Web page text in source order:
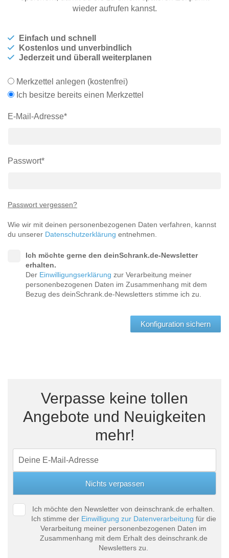
Massivholzschrank
Hängeschrank
Hängeboard
TV-Möbel
Sideboard
aus
Badezimmerschrank
Doppelbett
Hocker
wieder aufrufen kannst.
Einfach und schnell
Kostenlos und unverbindlich
Jederzeit und überall weiterplanen
Merkzettel anlegen (kostenfrei)
Ich besitze bereits einen Merkzettel
E-Mail-Adresse*
Passwort*
Passwort vergessen?
Wie wir mit deinen personenbezogenen Daten verfahren, kannst
du unserer Datenschutzerklärung entnehmen.
Ich möchte gerne den deinSchrank.de-Newsletter
erhalten.
Der Einwilligungserklärung zur Verarbeitung meiner
personenbezogenen Daten im Zusammenhang mit dem
Bezug des deinSchrank.de-Newsletters stimme ich zu.
Konfiguration sichern
Verpasse keine tollen
Angebote und Neuigkeiten
mehr!
Ich möchte den Newsletter von deinschrank.de erhalten.
Ich stimme der Einwilligung zur Datenverarbeitung für die
Verarbeitung meiner personenbezogenen Daten im
Zusammenhang mit dem Erhalt des deinschrank.de
Newsletters zu.
Für Dachschrägen
Kommoden
Massivholz-Schränke & -Regale
Schiebetüren
Tische & Bänke
Vitrinen
Wandboards